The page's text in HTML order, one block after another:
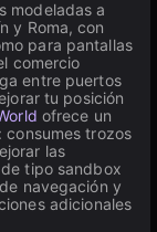
modeladas a
y Roma, con
para pantallas
comercio
entre puertos
tu posición
ofrece un
trozos
las
tipo sandbox
navegación y
adicionales